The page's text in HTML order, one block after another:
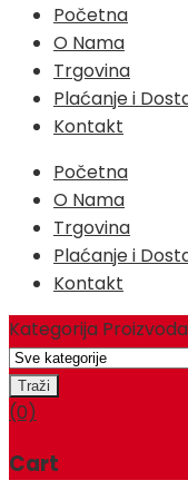
Skip
content
Početna
O Nama
Trgovina
Plaćanje i
Kontakt
Početna
O Nama
Trgovina
Plaćanje i
Kontakt
Kategorija Proizvoda
(0)
Cart